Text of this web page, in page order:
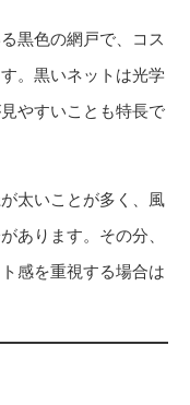
黒色の網戸で、コス
。黒いネットは光学
やすいことも特長で
太いことが多く、風
あります。その分、
感を重視する場合は